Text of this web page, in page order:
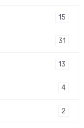
15
31
13
4
2